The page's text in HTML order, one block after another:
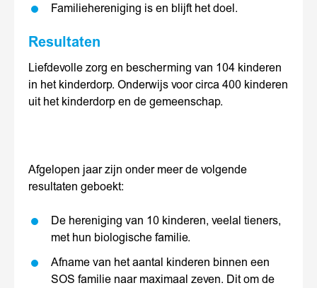
Familiehereniging is en blijft het doel.
Resultaten
Liefdevolle zorg en bescherming van 104 kinderen
in het kinderdorp. Onderwijs voor circa 400 kinderen
uit het kinderdorp en de gemeenschap.
Afgelopen jaar zijn onder meer de volgende
resultaten geboekt:
De hereniging van 10 kinderen, veelal tieners,
met hun biologische familie.
Afname van het aantal kinderen binnen een
SOS familie naar maximaal zeven. Dit om de